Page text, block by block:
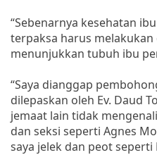
“Sebenarnya kesehatan
terpaksa harus melakukan
menunjukkan tubuh ibu
“Saya dianggap
dilepaskan oleh Ev. Daud
jemaat lain tidak
dan seksi seperti Agnes
saya jelek dan peot seperti